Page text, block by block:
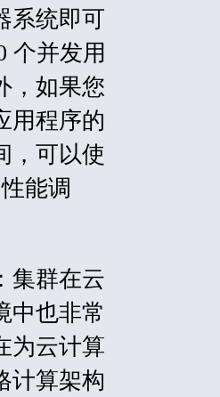
系统即可
个并发用
，如果您
用程序的
，可以使
能调
集群在云
中也非常
为云计算
计算架构